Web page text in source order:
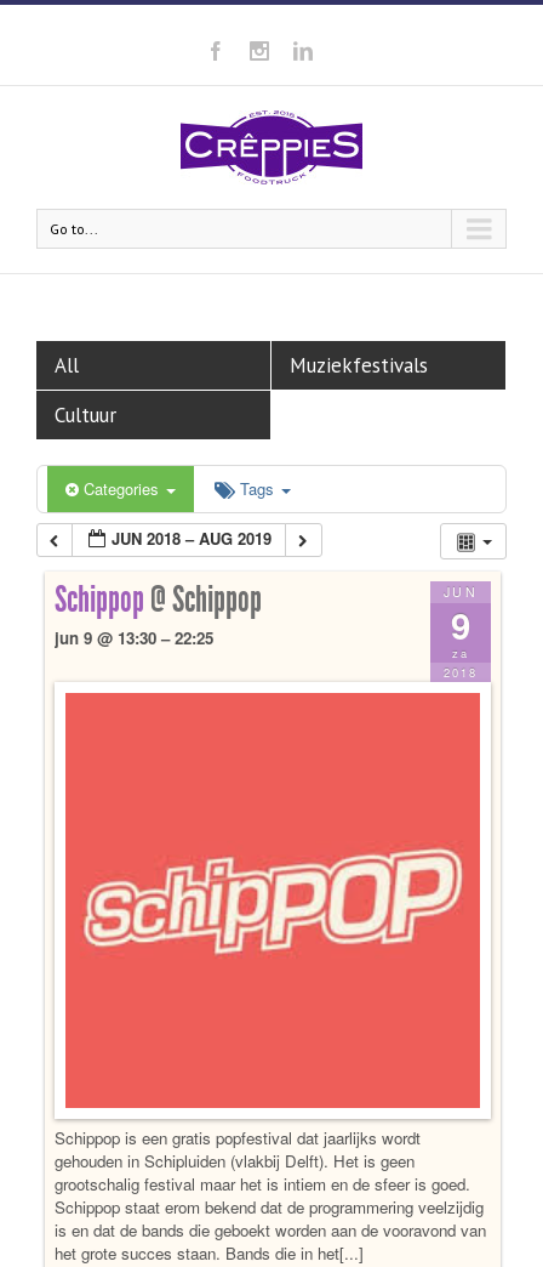
Go to...
All
Muziekfestivals
Cultuur
Categories Tags
JUN 2018 – AUG 2019
JUN
9
za
2018
Schippop@ Schippop
jun 9 @ 13:30 – 22:25
Schippop is een gratis popfestival dat jaarlijks wordt
gehouden in Schipluiden (vlakbij Delft). Het is geen
grootschalig festival maar het is intiem en de sfeer is goed.
Schippop staat erom bekend dat de programmering veelzijdig
is en dat de bands die geboekt worden aan de vooravond van
het grote succes staan. Bands die in het[...]